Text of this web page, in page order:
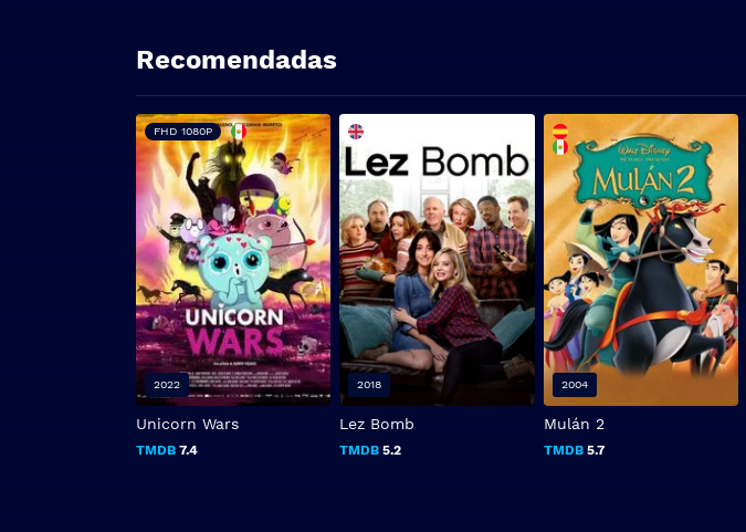
Recomendadas
Unicorn Wars
TMDB 7.4
FHD 1080P
2022
Lez Bomb
TMDB 5.2
2018
Mulán 2
TMDB5.7
2004